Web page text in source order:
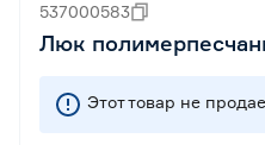
537000583
Люк
Этот товар не